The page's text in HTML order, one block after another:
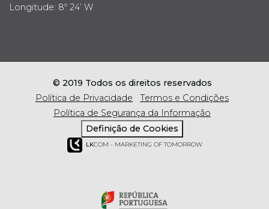
Longitude: 8º 24’ W
© 2019 Todos os direitos reservados
Política de Privacidade
Termos e Condições
Política de Segurança da Informação
Definição de Cookies
LKCOM - MARKETING OF TOMORROW